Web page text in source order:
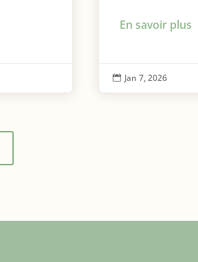
En savoir plus
 Jan 7, 2026